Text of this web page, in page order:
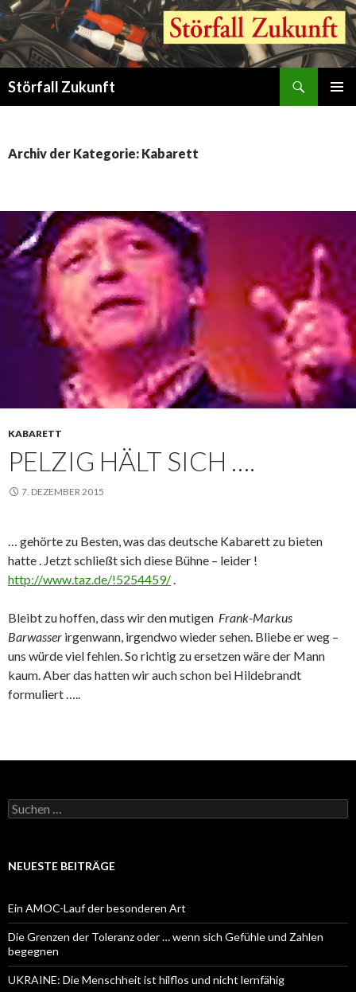
Störfall Zukunft
Archiv der Kategorie: Kabarett
KABARETT
PELZIG HÄLT SICH ….
7. DEZEMBER 2015
… gehörte zu Besten, was das deutsche Kabarett zu bieten
hatte . Jetzt schließt sich diese Bühne – leider !
http://www.taz.de/!5254459/.
Bleibt zu hoffen, dass wir den mutigen Frank-Markus
Barwasser irgenwann, irgendwo wieder sehen. Bliebe er weg –
uns würde viel fehlen. So richtig zu ersetzen wäre der Mann
kaum. Aber das hatten wir auch schon bei Hildebrandt
formuliert …..
Suchen
nach:
NEUESTE BEITRÄGE
Ein AMOC-Lauf der besonderen Art
Die Grenzen der Toleranz oder … wenn sich Gefühle und Zahlen
begegnen
UKRAINE: Die Menschheit ist hilflos und nicht lernfähig